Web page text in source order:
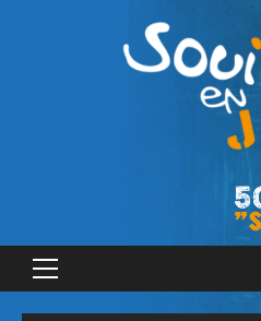
Primary